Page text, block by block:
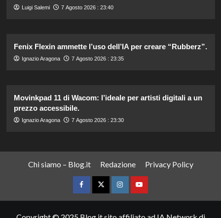
Luigi Salemi 7 Agosto 2026 : 23:40
Fenix Flexin ammette l’uso dell’IA per creare “Rubberz”.
Ignazio Aragona 7 Agosto 2026 : 23:35
Movinkpad 11 di Wacom: l’ideale per artisti digitali a un
prezzo accessibile.
Ignazio Aragona 7 Agosto 2026 : 23:30
Chi siamo – Blog.it Redazione Privacy Policy
FacebookTwitterInstagramYouTube